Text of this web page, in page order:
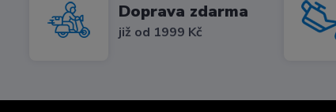
Doprava zdarma
již od 1999 Kč